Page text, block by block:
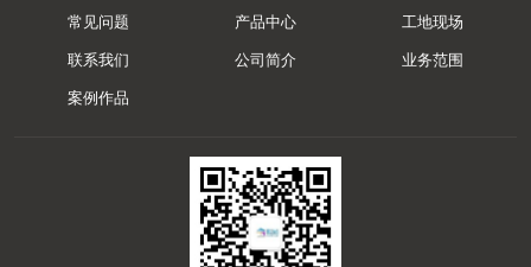
常见问题 产品中心 工地现场
联系我们 公司简介 业务范围
案例作品